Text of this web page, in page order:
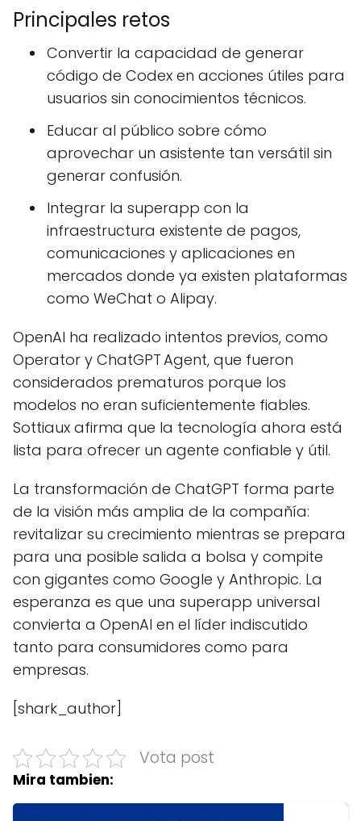
Principales retos
Convertir la capacidad de generar
código de Codex en acciones útiles para
usuarios sin conocimientos técnicos.
Educar al público sobre cómo
aprovechar un asistente tan versátil sin
generar confusión.
Integrar la superapp con la
infraestructura existente de pagos,
comunicaciones y aplicaciones en
mercados donde ya existen plataformas
como WeChat o Alipay.
OpenAI ha realizado intentos previos, como
Operator y ChatGPT Agent, que fueron
considerados prematuros porque los
modelos no eran suficientemente fiables.
Sottiaux afirma que la tecnología ahora está
lista para ofrecer un agente confiable y útil.
La transformación de ChatGPT forma parte
de la visión más amplia de la compañía:
revitalizar su crecimiento mientras se prepara
para una posible salida a bolsa y compite
con gigantes como Google y Anthropic. La
esperanza es que una superapp universal
convierta a OpenAI en el líder indiscutido
tanto para consumidores como para
empresas.
[shark_author]
Vota post
Mira tambien: